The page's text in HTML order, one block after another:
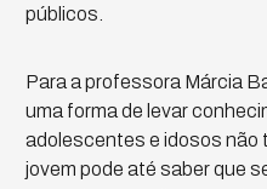
públicos.
Para a professora Márcia
uma forma de levar
adolescentes e idosos não
jovem pode até saber que